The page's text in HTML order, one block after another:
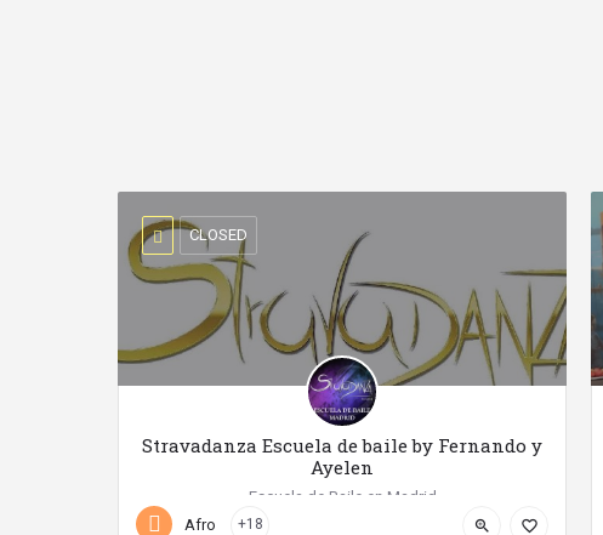
Stravadanza Escuela de baile by Fernando y
Ayelen
Escuela de Baile en Madrid
CLOSED
Afro +18 zoom_in favorite_border